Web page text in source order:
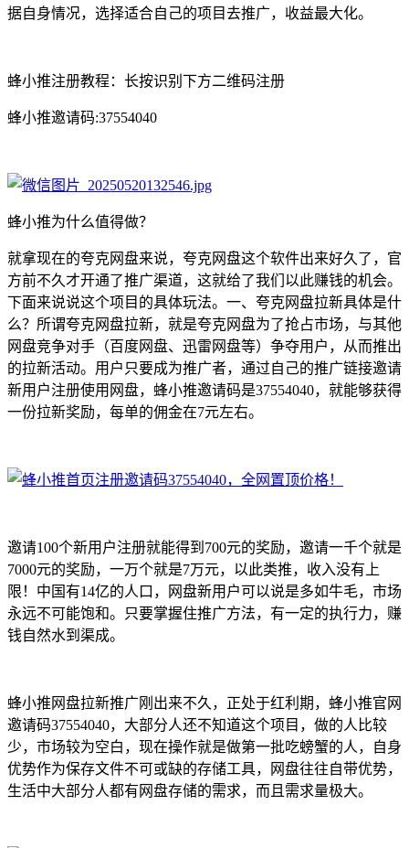
据自身情况，选择适合自己的项目去推广，收益最大化。
蜂小推注册教程：长按识别下方二维码注册
蜂小推邀请码:37554040
蜂小推为什么值得做？
就拿现在的夸克网盘来说，夸克网盘这个软件出来好久了，官
方前不久才开通了推广渠道，这就给了我们以此赚钱的机会。
下面来说说这个项目的具体玩法。一、夸克网盘拉新具体是什
么？所谓夸克网盘拉新，就是夸克网盘为了抢占市场，与其他
网盘竞争对手（百度网盘、迅雷网盘等）争夺用户，从而推出
的拉新活动。用户只要成为推广者，通过自己的推广链接邀请
新用户注册使用网盘，蜂小推邀请码是37554040，就能够获得
一份拉新奖励，每单的佣金在7元左右。
邀请100个新用户注册就能得到700元的奖励，邀请一千个就是
7000元的奖励，一万个就是7万元，以此类推，收入没有上
限！中国有14亿的人口，网盘新用户可以说是多如牛毛，市场
永远不可能饱和。只要掌握住推广方法，有一定的执行力，赚
钱自然水到渠成。
蜂小推网盘拉新推广刚出来不久，正处于红利期，蜂小推官网
邀请码37554040，大部分人还不知道这个项目，做的人比较
少，市场较为空白，现在操作就是做第一批吃螃蟹的人，自身
优势作为保存文件不可或缺的存储工具，网盘往往自带优势，
生活中大部分人都有网盘存储的需求，而且需求量极大。